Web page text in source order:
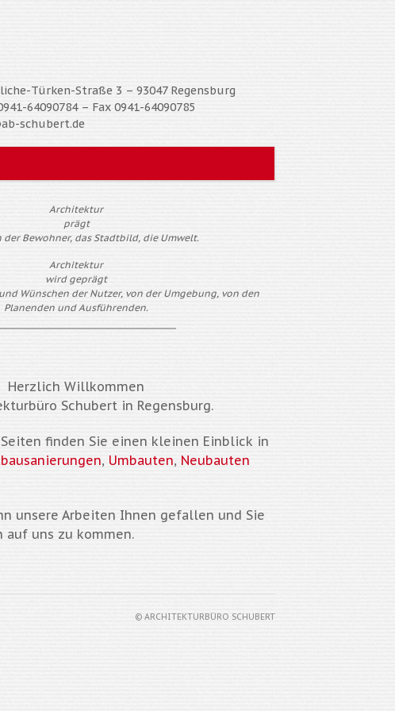
Türken-Straße 3 – 93047 Regensburg
64090784 – Fax 0941-64090785
schubert.de
Architektur
prägt
der Bewohner, das Stadtbild, die Umwelt.
Architektur
wird geprägt
Wünschen der Nutzer, von der Umgebung, von den
Planenden und Ausführenden.
Herzlich Willkommen
Schubert in Regensburg.
finden Sie einen kleinen Einblick in
, Umbauten, Neubauten
unsere Arbeiten Ihnen gefallen und Sie
auf uns zu kommen.
© ARCHITEKTURBÜRO SCHUBERT